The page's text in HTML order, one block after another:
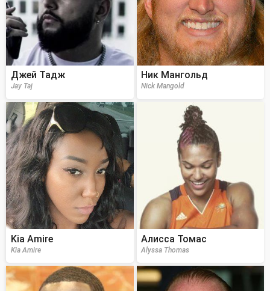
Джей Тадж
Jay Taj
Ник Мангольд
Nick Mangold
Kia Amire
Kia Amire
Алисса Томас
Alyssa Thomas